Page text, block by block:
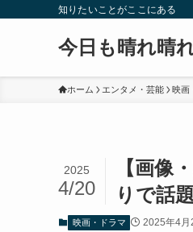
知りたいことがここにある
今日も晴れ晴
ホーム エンタメ・芸能 映画
【画像
りで話
2025
4/20
映画・ドラマ 2025年4月